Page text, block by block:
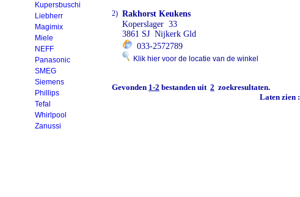
Kupersbuschi
Liebherr
Magimix
Miele
NEFF
Panasonic
SMEG
Siemens
Phillips
Tefal
Whirlpool
Zanussi
2) Rakhorst Keukens
Koperslager 33
3861 SJ Nijkerk Gld
033-2572789
Klik hier voor de locatie van de winkel
Gevonden 1-2 bestanden uit 2 zoekresultaten.
Laten zien :